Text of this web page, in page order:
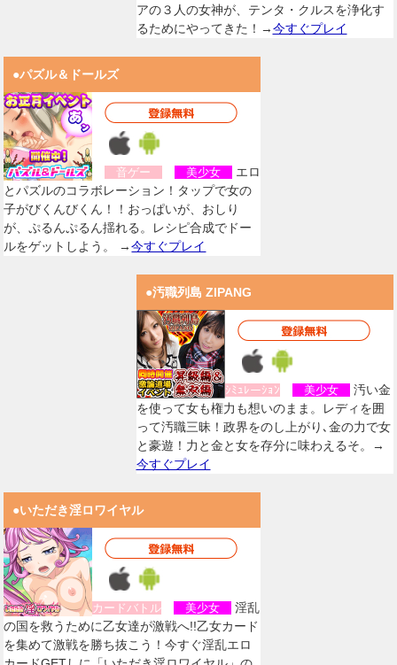
アの３人の女神が、テンタ・クルスを浄化す
るためにやってきた！→今すぐプレイ
●パズル＆ドールズ
音ゲー 美少女
エロ
とパズルのコラボレーション！タップで女の
子がびくんびくん！！おっぱいが、おしり
が、ぷるんぷるん揺れる。レシピ合成でドー
ルをゲットしよう。 →今すぐプレイ
●汚職列島 ZIPANG
ｼﾐｭﾚーｼｮﾝ 美少女
汚い金
を使って女も権力も想いのまま。レディを囲
って汚職三昧！政界をのし上がり､金の力で女
と豪遊！力と金と女を存分に味わえるそ。→
今すぐプレイ
●いただき淫ロワイヤル
カードバトル 美少女
淫乱
の国を救うために乙女達が激戦へ!!乙女カード
を集めて激戦を勝ち抜こう！今すぐ淫乱エロ